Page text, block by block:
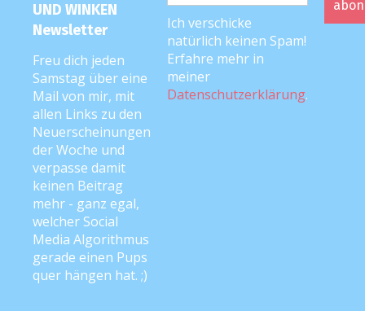
UND WINKEN
Newsletter
Freu dich jeden
Samstag über eine
Mail von mir, mit
allen Links zu den
Neuerscheinungen
der Woche und
verpasse damit
keinen Beitrag
mehr - ganz egal,
welcher Social
Media Algorithmus
gerade einen Pups
quer hängen hat. ;)
Ich verschicke
natürlich keinen Spam!
Erfahre mehr in
meiner
Datenschutzerklärung.
2026 editorial|Editorial Pro by
Copyright © Anke Neckar